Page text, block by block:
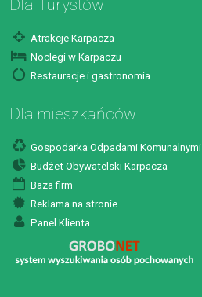
Dla Turystów
Atrakcje Karpacza
Noclegi w Karpaczu
Restauracje i gastronomia
Dla mieszkańców
Gospodarka Odpadami Komunalnymi
Budżet Obywatelski Karpacza
Baza firm
Reklama na stronie
Panel Klienta